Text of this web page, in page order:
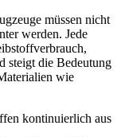
müssen nicht
werden. Jede
steigt die Bedeutung
wie
kontinuierlich aus